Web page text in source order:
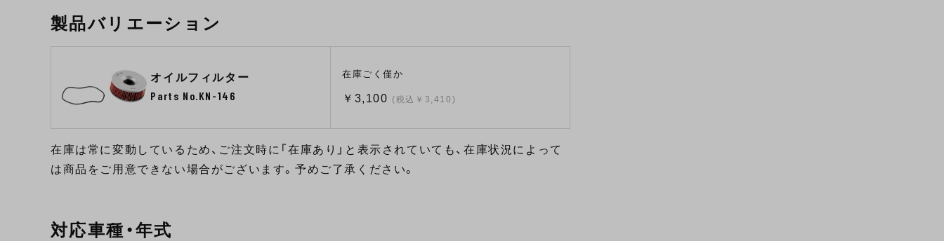
製品バリエーション
オイルフィルター
Parts No.KN-146
在庫ごく僅か
￥3,100 (税込￥3,410)
在庫は常に変動しているため、ご注文時に「在庫あり」と表示されていても、在庫状況によって
は商品をご用意できない場合がございます。予めご了承ください。
対応車種・年式